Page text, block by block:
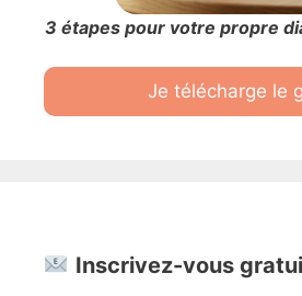
3 étapes pour votre propre
Je télécharge le
Inscrivez-vous